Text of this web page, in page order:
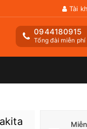
Tài
0944180915
Tổng đài miễn phí